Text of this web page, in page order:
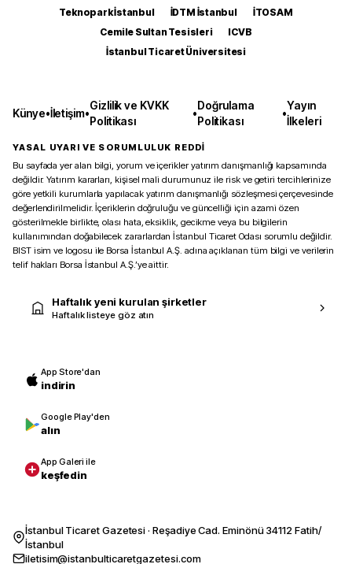
Teknopark İstanbul
İDTM İstanbul
İTOSAM
Cemile Sultan Tesisleri
ICVB
İstanbul Ticaret Üniversitesi
Künye•İletişim•
Gizlilik ve KVKK
Politikası
•
Doğrulama
Politikası
•
Yayın
İlkeleri
YASAL UYARI VE SORUMLULUK REDDİ
Bu sayfada yer alan bilgi, yorum ve içerikler yatırım danışmanlığı kapsamında
değildir. Yatırım kararları, kişisel mali durumunuz ile risk ve getiri tercihlerinize
göre yetkili kurumlarla yapılacak yatırım danışmanlığı sözleşmesi çerçevesinde
değerlendirilmelidir. İçeriklerin doğruluğu ve güncelliği için azami özen
gösterilmekle birlikte, olası hata, eksiklik, gecikme veya bu bilgilerin
kullanımından doğabilecek zararlardan İstanbul Ticaret Odası sorumlu değildir.
BIST isim ve logosu ile Borsa İstanbul A.Ş. adına açıklanan tüm bilgi ve verilerin
telif hakları Borsa İstanbul A.Ş.’ye aittir.
Haftalık yeni kurulan şirketler
Haftalık listeye göz atın
App Store'dan
indirin
Google Play'den
alın
App Galeri ile
keşfedin
İstanbul Ticaret Gazetesi · Reşadiye Cad. Eminönü 34112 Fatih/
İstanbul
iletisim@istanbulticaretgazetesi.com